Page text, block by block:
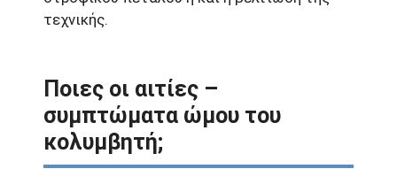
τεχνικής.
Ποιες οι αιτίες –
συμπτώματα ώμου του
κολυμβητή;